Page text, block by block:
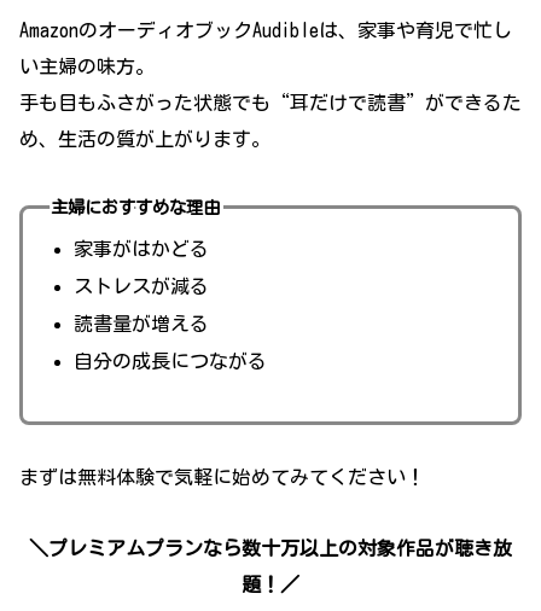
AmazonのオーディオブックAudibleは、家事や育児で忙し
い主婦の味方。
手も目もふさがった状態でも“耳だけで読書”ができるた
め、生活の質が上がります。
主婦におすすめな理由
家事がはかどる
ストレスが減る
読書量が増える
自分の成長につながる
まずは無料体験で気軽に始めてみてください！
＼プレミアムプランなら数十万以上の対象作品が聴き放
題！／